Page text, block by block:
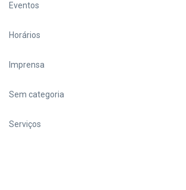
Eventos
Horários
Imprensa
Sem categoria
Serviços